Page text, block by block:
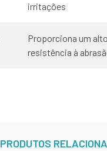
irritações
Proporciona um
resistência à
PRODUTOS